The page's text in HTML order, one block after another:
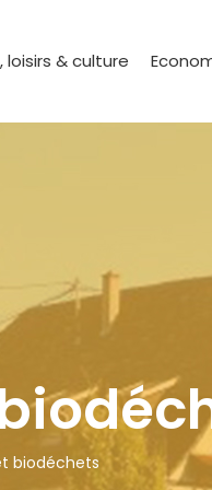
loisirs & culture
biodéchets